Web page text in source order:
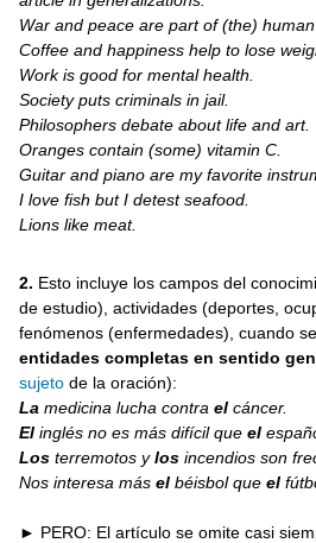
Is
Used:
War and peace are part of (the)
Coffee and happiness help to lose
Work is good for mental health.
Society puts criminals in jail.
Philosophers debate about life and art.
Oranges contain (some) vitamin C.
Guitar and piano are my favorite
I love fish but I detest seafood.
Lions like meat.
2. Esto incluye los campos del
de estudio), actividades (deportes,
fenómenos (enfermedades), cuando
entidades completas en sentido
sujeto de la oración):
La medicina lucha contrael cáncer.
El inglés no es más difícil queel
Los terremotos ylos incendios son
Nos interesa másel béisbol queel
► PERO: El artículo se omite casi